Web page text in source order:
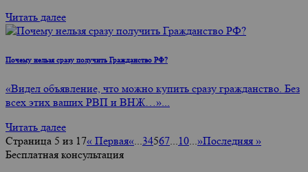
Читать далее
Почему нельзя сразу получить Гражданство РФ?
«Видел объявление, что можно купить сразу гражданство. Без
всех этих ваших РВП и ВНЖ…»...
Читать далее
Страница 5 из 17« Первая«...34567...10...»Последняя »
Бесплатная консультация